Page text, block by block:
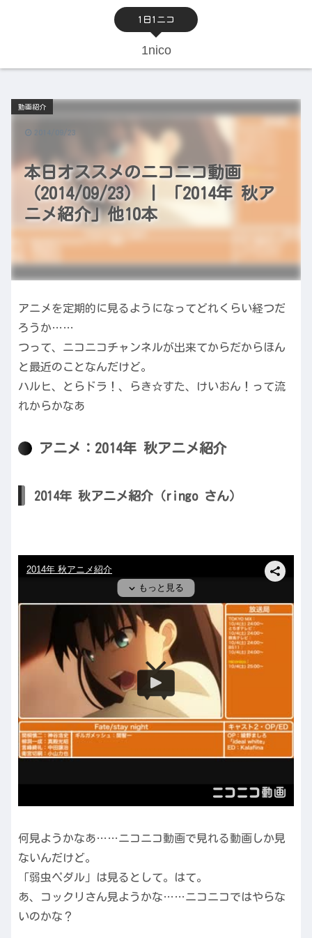
1日1ニコ
1nico
本日オススメのニコニコ動画
（2014/09/23） | 「2014年 秋ア
ニメ紹介」他10本
動画紹介
2014/09/23
アニメを定期的に見るようになってどれくらい経つだ
ろうか……
つって、ニコニコチャンネルが出来てからだからほん
と最近のことなんだけど。
ハルヒ、とらドラ！、らき☆すた、けいおん！って流
れからかなあ
アニメ：2014年 秋アニメ紹介
2014年 秋アニメ紹介（ringo さん）
何見ようかなあ……ニコニコ動画で見れる動画しか見
ないんだけど。
「弱虫ペダル」は見るとして。はて。
あ、コックリさん見ようかな……ニコニコではやらな
いのかな？